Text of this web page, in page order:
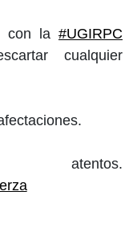
con la #UGIRPC
cualquier
atentos.